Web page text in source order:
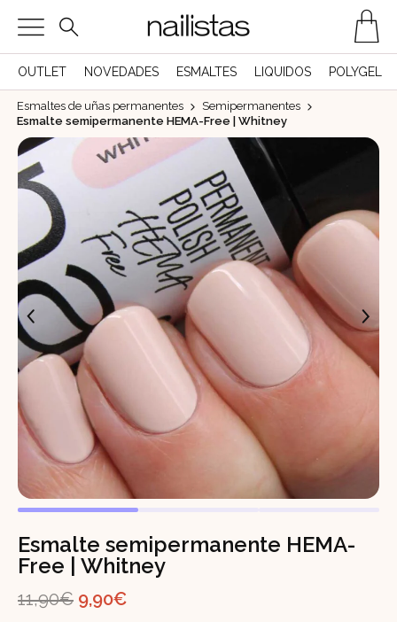
OUTLET NOVEDADES ESMALTES LIQUIDOS POLYGEL
Esmaltes de uñas permanentes
Semipermanentes
Esmalte semipermanente HEMA-Free | Whitney
Esmalte semipermanente HEMA-
Free | Whitney
11,90€ El
9,90€El